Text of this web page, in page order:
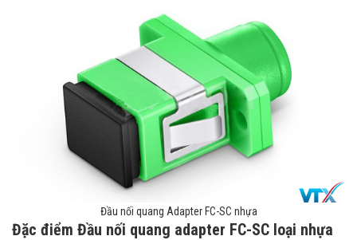
Đầu nối quang Adapter FC-SC nhựa
Đặc điểm Đầu nối quang adapter FC-SC loại nhựa